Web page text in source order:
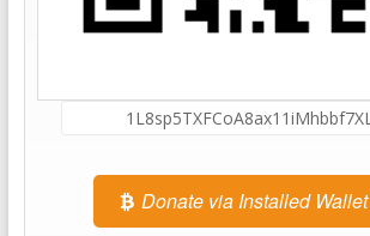
Donate via Installed Wallet